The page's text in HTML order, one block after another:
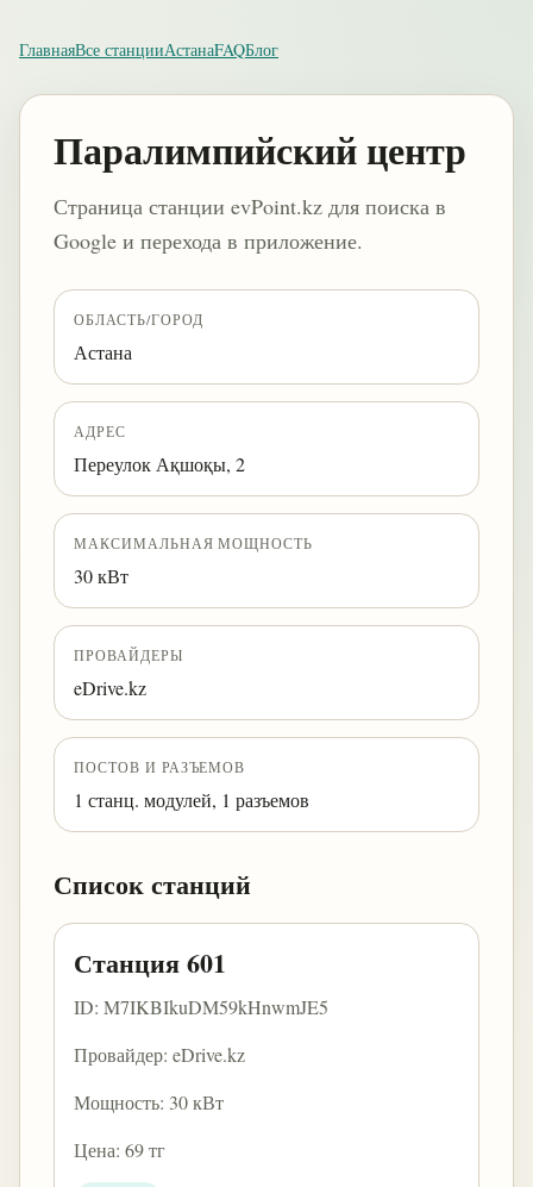
ГлавнаяВсе станцииАстанаFAQБлог
Паралимпийский центр
Страница станции evPoint.kz для поиска в
Google и перехода в приложение.
ОБЛАСТЬ/ГОРОД
Астана
АДРЕС
Переулок Ақшоқы, 2
МАКСИМАЛЬНАЯ МОЩНОСТЬ
30 кВт
ПРОВАЙДЕРЫ
eDrive.kz
ПОСТОВ И РАЗЪЕМОВ
1 станц. модулей, 1 разъемов
Список станций
Станция 601
ID: M7IKBIkuDM59kHnwmJE5
Провайдер: eDrive.kz
Мощность: 30 кВт
Цена: 69 тг